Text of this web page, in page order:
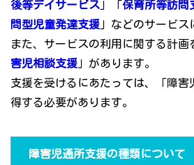
後等デイサービス 」「保育所等訪問
問型児童発達支援 」などのサービス
また、サービスの利用に関する計画
害児相談支援 」があります。
支援を受けるにあたっては、「障害
得する必要があります。
障害児通所支援の種類について